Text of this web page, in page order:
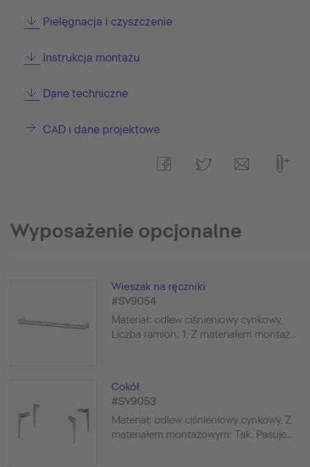
Pielęgnacja i czyszczenie
Instrukcja montażu
Dane techniczne
CAD i dane projektowe
Wyposażenie opcjonalne
Wieszak na ręczniki
#SV9054
Materiał: odlew ciśnieniowy cynkowy,
Liczba ramion: 1, Z materiałem montaż...
Cokół
#SV9053
Materiał: odlew ciśnieniowy cynkowy, Z
materiałem montażowym: Tak, Pasuje...